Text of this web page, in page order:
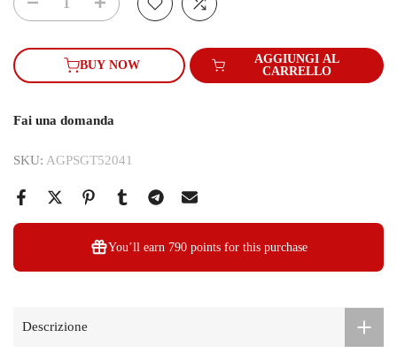
BUY NOW
AGGIUNGI AL
CARRELLO
Fai una domanda
SKU: AGPSGT52041
You’ll earn 790 pointsfor this purchase
Descrizione